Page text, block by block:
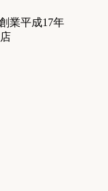
業平成17年